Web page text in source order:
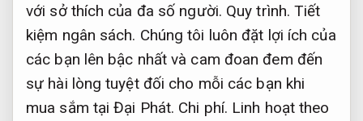
với sở thích của đa số người. Quy trình. Tiết
kiệm ngân sách. Chúng tôi luôn đặt lợi ích của
các bạn lên bậc nhất và cam đoan đem đến
sự hài lòng tuyệt đối cho mỗi các bạn khi
mua sắm tại Đại Phát. Chi phí. Linh hoạt theo